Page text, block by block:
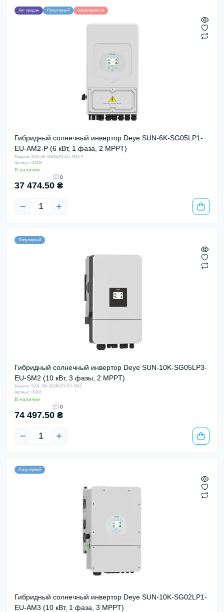
Хит продаж Популярный Заканчивается
Гибридный солнечный инвертор Deye SUN-6K-SG05LP1-
EU-AM2-P (6 кВт, 1 фаза, 2 MPPT)
Модель: SUN-6K-SG05LP1-EU-AM2-P
Артикул: 00308
В наличии
0
37 474.50 ₴
Популярный
Гибридный солнечный инвертор Deye SUN-10K-SG05LP3-
EU-SM2 (10 кВт, 3 фазы, 2 MPPT)
Модель: SUN-10K-SG05LP3-EU-SM2
Артикул: 00331
В наличии
0
74 497.50 ₴
Популярный
Гибридный солнечный инвертор Deye SUN-10K-SG02LP1-
EU-AM3 (10 кВт, 1 фаза, 3 MPPT)